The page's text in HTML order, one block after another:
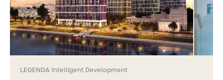
LEGENDA Intelligent Development